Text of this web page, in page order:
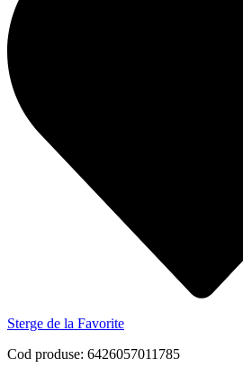
Sterge de la Favorite
Cod produse: 6426057011785